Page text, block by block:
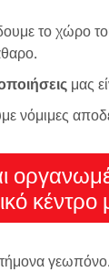
το χώρο
μας
νόμιμες
κέντρο
γεωπόνο.